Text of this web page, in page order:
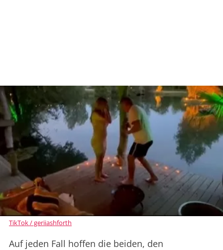
TikTok / geriiashforth
Auf jeden Fall hoffen die beiden, den